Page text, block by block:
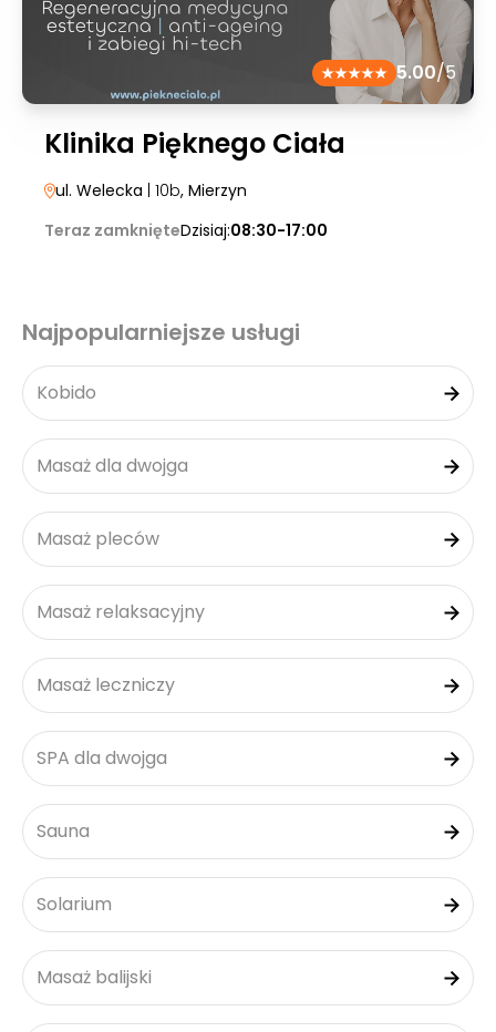
5.00/5
Klinika Pięknego Ciała
ul. Welecka | 10b, Mierzyn
Teraz zamknięteDzisiaj:08:30-17:00
Najpopularniejsze usługi
Kobido
Masaż dla dwojga
Masaż pleców
Masaż relaksacyjny
Masaż leczniczy
SPA dla dwojga
Sauna
Solarium
Masaż balijski